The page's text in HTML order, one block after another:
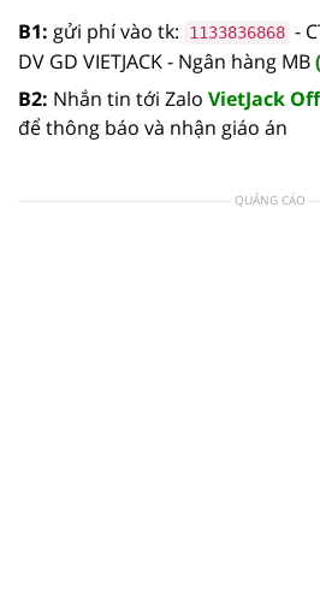
B1: gửi phí vào tk: 1133836868 -
DV GD VIETJACK - Ngân hàng MB
B2: Nhắn tin tới Zalo VietJack
để thông báo và nhận giáo án
QUẢNG CÁO